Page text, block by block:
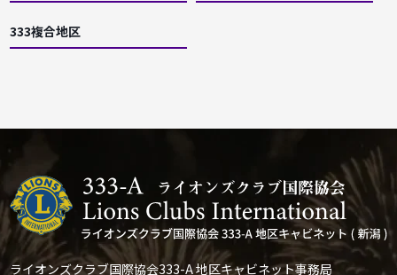
333複合地区
ライオンズクラブ国際協会333-A 地区キャビネット事務局